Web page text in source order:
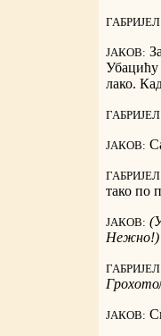
ЈАКОВ:
Убацићу
лако.
ЈАКОВ:
тако по
ЈАКОВ:
Нежно!)
ЈАКОВ: